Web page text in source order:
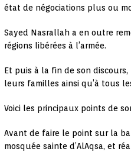
état de négociations plus ou
Sayed Nasrallah a en outre
régions libérées à l’armée.
Et puis à la fin de son
leurs familles ainsi qu’à tous
Voici les principaux points de
Avant de faire le point sur la
mosquée sainte d’AlAqsa, et